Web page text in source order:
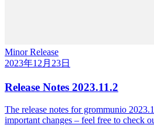
Minor Release
2023年12月23日
Release Notes 2023.11.2
The release notes for grommunio
important changes – feel free to check